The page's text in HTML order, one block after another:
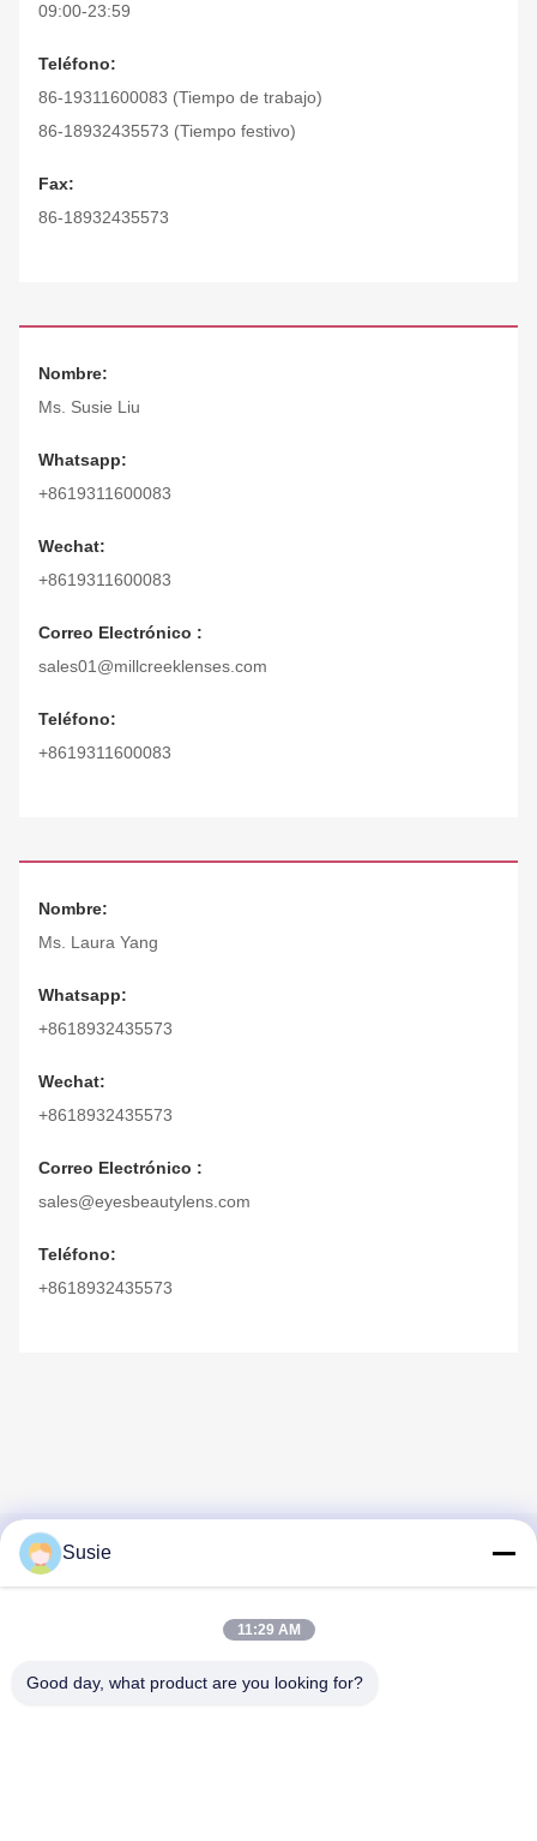
09:00-23:59
Teléfono:
86-19311600083 (Tiempo de trabajo)
86-18932435573 (Tiempo festivo)
Fax:
86-18932435573
Nombre:
Ms. Susie Liu
Whatsapp:
+8619311600083
Wechat:
+8619311600083
Correo Electrónico :
sales01@millcreeklenses.com
Teléfono:
+8619311600083
Nombre:
Ms. Laura Yang
Whatsapp:
+8618932435573
Wechat:
+8618932435573
Correo Electrónico :
sales@eyesbeautylens.com
Teléfono:
+8618932435573
Contacto rápido
1ra Carretera Zhongyi, Distrito de Yuhua, Changsha, Hunan,
Susie
11:29 AM
Good day, what product are you looking for?